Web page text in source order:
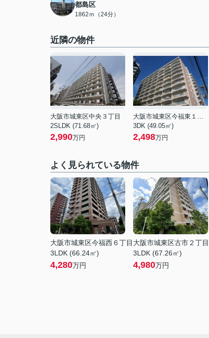
都島区
1862ｍ（24分）
近隣の物件
大阪市城東区中央３丁目
2SLDK (71.68㎡)
2,990万円
大阪市城東区今福東１丁目
3DK (49.05㎡)
2,498万円
よく見られている物件
大阪市城東区今福西６丁目
3LDK (66.24㎡)
4,280万円
大阪市城東区古市２丁目
3LDK (67.26㎡)
4,980万円